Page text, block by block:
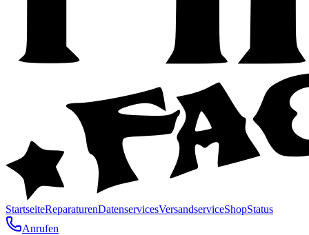
StartseiteReparaturenDatenservicesVersandserviceShopStatus
Anrufen